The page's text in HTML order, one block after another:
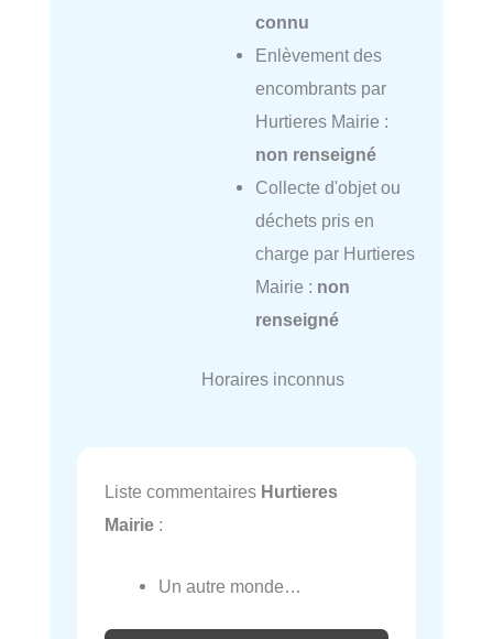
connu
Enlèvement des
encombrants par
Hurtieres Mairie :
non renseigné
Collecte d'objet ou
déchets pris en
charge par Hurtieres
Mairie : non
renseigné
Horaires inconnus
Liste commentaires Hurtieres
Mairie :
Un autre monde…